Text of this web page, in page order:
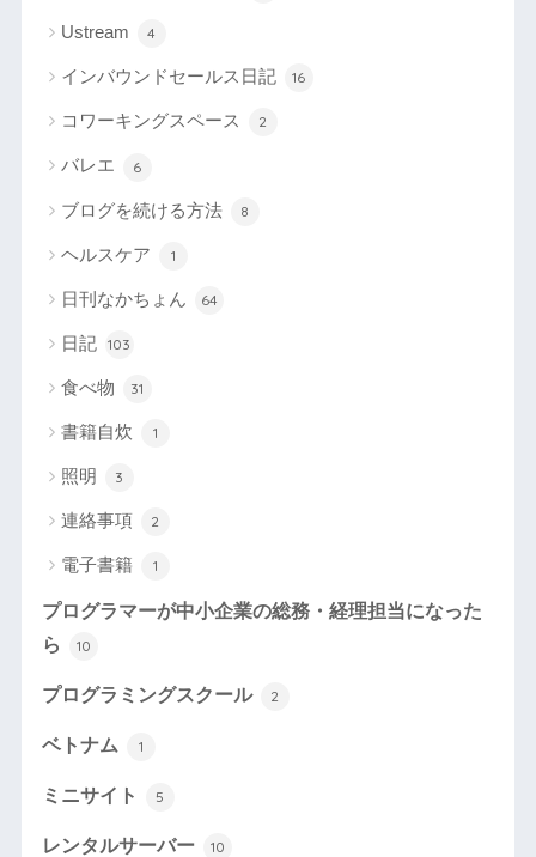
Ustream 4
インバウンドセールス日記 16
コワーキングスペース 2
バレエ 6
ブログを続ける方法 8
ヘルスケア 1
日刊なかちょん 64
日記 103
食べ物 31
書籍自炊 1
照明 3
連絡事項 2
電子書籍 1
プログラマーが中小企業の総務・経理担当になった
ら
10
プログラミングスクール 2
ベトナム 1
ミニサイト 5
レンタルサーバー 10